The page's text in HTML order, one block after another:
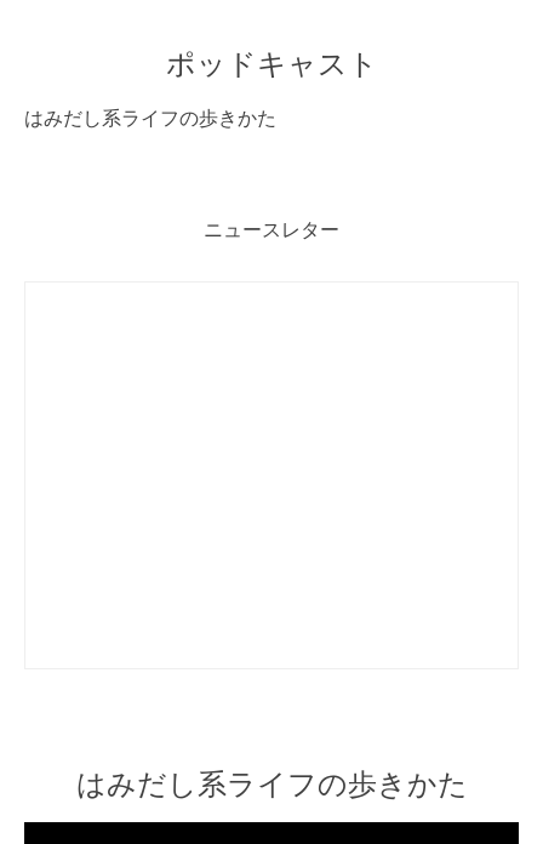
ポッドキャスト
はみだし系ライフの歩きかた
ニュースレター
はみだし系ライフの歩きかた